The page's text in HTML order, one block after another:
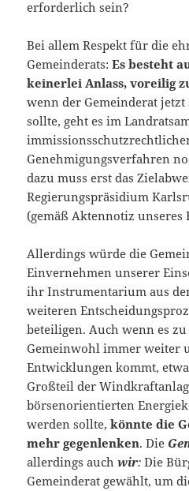
erforderlich sein?
Bei allem Respekt für die
Gemeinderats:Es besteht
keinerlei Anlass, voreilig
wenn der Gemeinderat jetzt
sollte, geht es im
Genehmigungsverfahren
dazu muss erst das
Regierungspräsidium
(gemäß Aktennotiz unseres
Allerdings würde die
Einvernehmen unserer
ihr Instrumentarium aus
weiteren
beteiligen. Auch wenn es
Gemeinwohl immer weiter
Entwicklungen kommt,
Großteil der
börsenorientierten
werden sollte,könnte die
mehr gegenlenken. Die
allerdings auchwir:Die
Gemeinderat gewählt, um